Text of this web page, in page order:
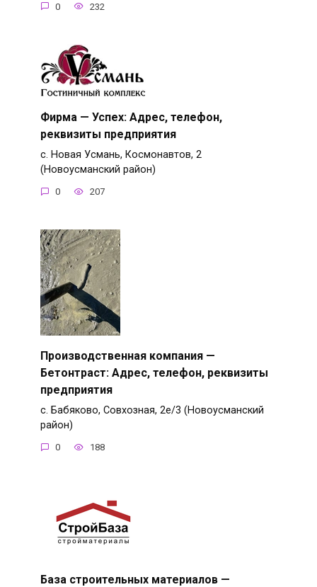
0 232
Фирма — Успех: Адрес, телефон,
реквизиты предприятия
с. Новая Усмань, Космонавтов, 2
(Новоусманский район)
0 207
Производственная компания —
Бетонтраст: Адрес, телефон, реквизиты
предприятия
с. Бабяково, Совхозная, 2е/3 (Новоусманский
район)
0 188
База строительных материалов —